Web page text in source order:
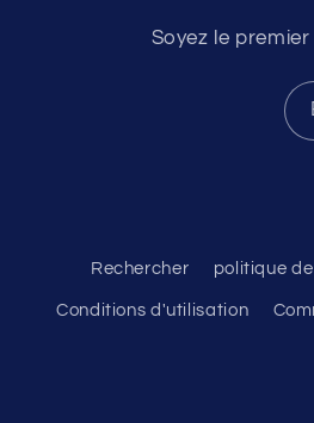
Soyez le
Rechercher politique
Conditions d'utilisation